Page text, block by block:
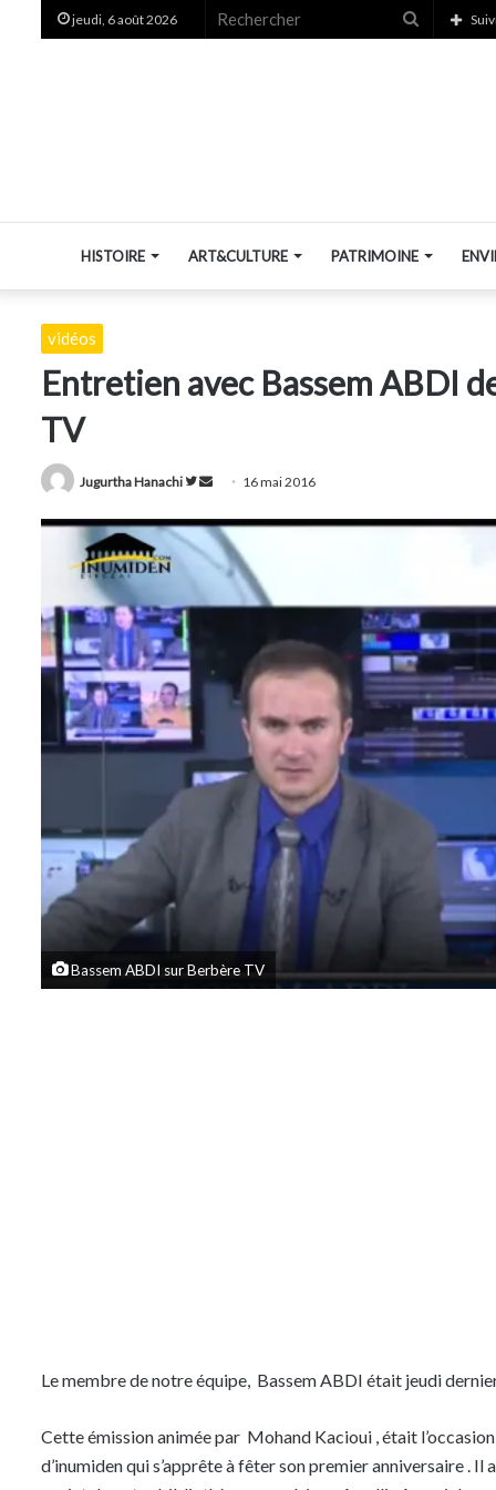
jeudi, 6 août 2026
HISTOIRE ART&CULTURE PATRIMOINE
vidéos
Entretien avec Bassem ABDI
TV
Jugurtha Hanachi
Suivre
Twitter
Envoyer
courriel
16 mai 2016
Bassem ABDI sur Berbère TV
Le membre de notre équipe, Bassem ABDI était jeudi
Cette émission animée par Mohand Kacioui , était
d’inumiden qui s’apprête à fêter son premier anniversaire .